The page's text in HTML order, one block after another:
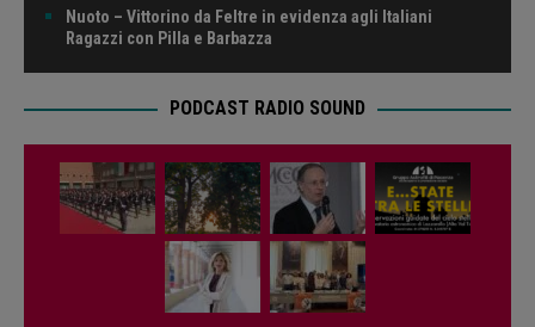
Nuoto – Vittorino da Feltre in evidenza agli Italiani
Ragazzi con Pilla e Barbazza
PODCAST RADIO SOUND